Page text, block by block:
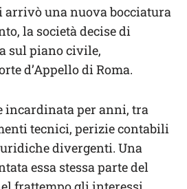
arrivò una nuova bocciatura
la società decise di
sul piano civile,
d’Appello di Roma.
incardinata per anni, tra
tecnici, perizie contabili
divergenti. Una
essa stessa parte del